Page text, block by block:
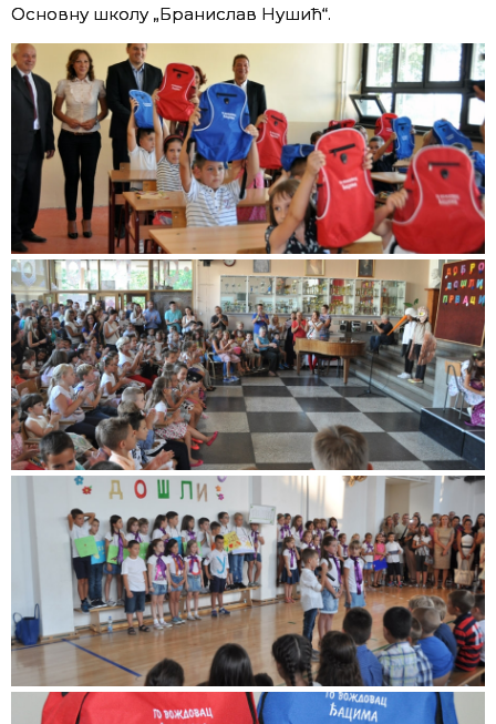
Основну школу „Бранислав Нушић“.